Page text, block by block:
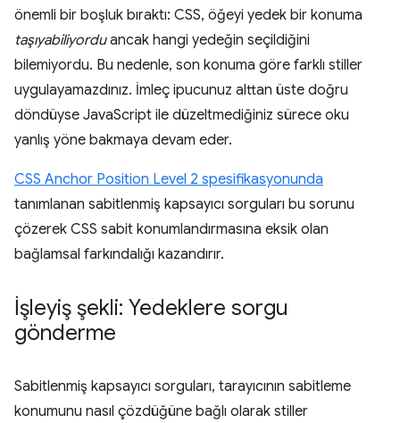
önemli bir boşluk bıraktı: CSS, öğeyi yedek bir konuma
taşıyabiliyorduancak hangi yedeğin seçildiğini
bilemiyordu. Bu nedenle, son konuma göre farklı stiller
uygulayamazdınız. İmleç ipucunuz alttan üste doğru
döndüyse JavaScript ile düzeltmediğiniz sürece oku
yanlış yöne bakmaya devam eder.
CSS Anchor Position Level 2 spesifikasyonunda
tanımlanan sabitlenmiş kapsayıcı sorguları bu sorunu
çözerek CSS sabit konumlandırmasına eksik olan
bağlamsal farkındalığı kazandırır.
İşleyiş şekli: Yedeklere sorgu
gönderme
Sabitlenmiş kapsayıcı sorguları, tarayıcının sabitleme
konumunu nasıl çözdüğüne bağlı olarak stiller